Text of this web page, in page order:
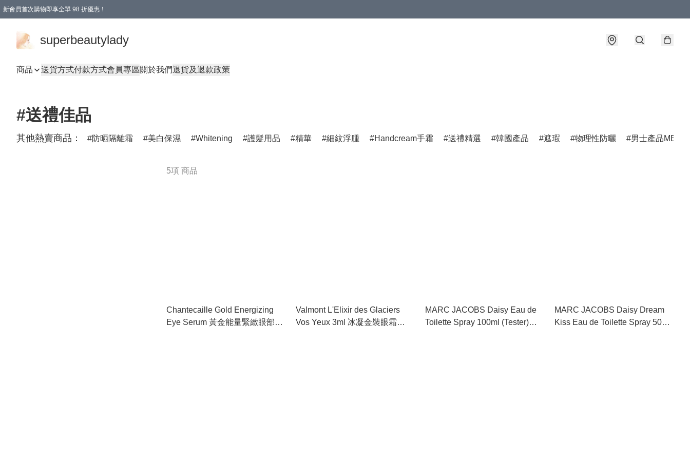
新會員首次購物即享全單 98 折優惠！
superbeautylady
商品 送貨方式付款方式會員專區關於我們退貨及退款政策
#送禮佳品
其他熱賣商品： 防晒隔離霜 美白保濕 Whitening 護髮用品 精華 細紋浮腫 Handcream手霜 送禮精選 韓國產品 遮瑕 物理性防曬 男士產品MEN
5項 商品
Chantecaille Gold Energizing
Eye Serum 黃金能量緊緻眼部精
Valmont L'Elixir des Glaciers
Vos Yeux 3ml 冰凝金裝眼霜
MARC JACOBS Daisy Eau de
Toilette Spray 100ml (Tester)马
MARC JACOBS Daisy Dream
Kiss Eau de Toilette Spray 50ml